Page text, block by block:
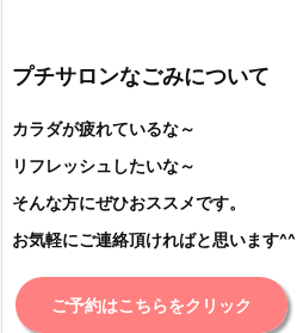
プチサロンなごみについて
カラダが疲れているな～
リフレッシュしたいな～
そんな方にぜひおススメです。
お気軽にご連絡頂ければと思います^^
ご予約はこちらをクリック